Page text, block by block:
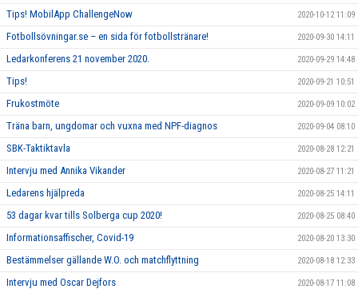
Tips! MobilApp ChallengeNow 2020-10-12 11:09
Fotbollsövningar.se – en sida för fotbollstränare! 2020-09-30 14:11
Ledarkonferens 21 november 2020. 2020-09-29 14:48
Tips! 2020-09-21 10:51
Frukostmöte 2020-09-09 10:02
Träna barn, ungdomar och vuxna med NPF-diagnos 2020-09-04 08:10
SBK-Taktiktavla 2020-08-28 12:21
Intervju med Annika Vikander 2020-08-27 11:21
Ledarens hjälpreda 2020-08-25 14:11
53 dagar kvar tills Solberga cup 2020! 2020-08-25 08:40
Informationsaffischer, Covid-19 2020-08-20 13:30
Bestämmelser gällande W.O. och matchflyttning 2020-08-18 12:33
Intervju med Oscar Dejfors 2020-08-17 11:08